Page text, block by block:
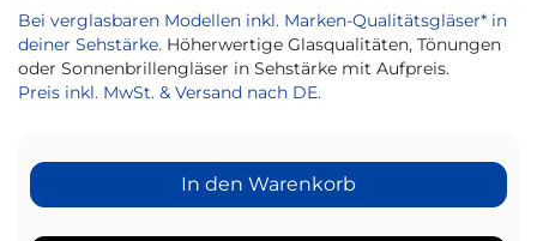
Bei verglasbaren Modellen inkl. Marken-Qualitätsgläser* in
deiner Sehstärke. Höherwertige Glasqualitäten, Tönungen
oder Sonnenbrillengläser in Sehstärke mit Aufpreis.
Preis inkl. MwSt. & Versand nach DE.
In den Warenkorb